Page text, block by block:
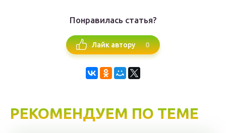
Понравилась статья?
Лайк автору 0
РЕКОМЕНДУЕМ ПО ТЕМЕ